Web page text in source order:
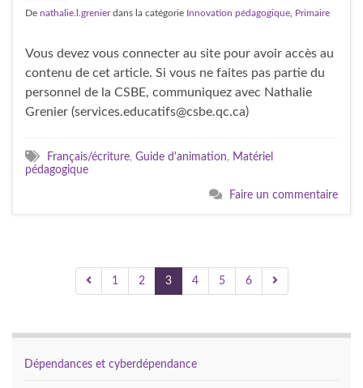
De nathalie.l.grenierdans la catégorie Innovation pédagogique Primaire
Vous devez vous connecter au site pour avoir accès au
contenu de cet article. Si vous ne faites pas partie du
personnel de la CSBE, communiquez avec Nathalie
Grenier (services.educatifs@csbe.qc.ca)
Français/écriture, Guide d'animation, Matériel
pédagogique
Faire un commentaire
1 2 3 4 5 6
Dépendances et cyberdépendance